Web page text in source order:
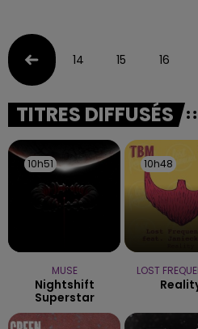
14 15 16
TITRES DIFFUSÉS
10h51
10h51
MUSE
Nightshift
Superstar
10h48
10h48
LOST